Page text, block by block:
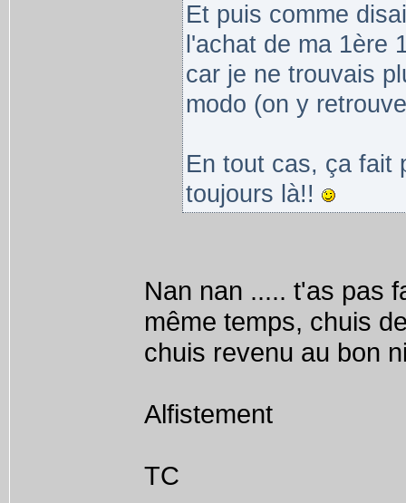
Et puis comme
l'achat de ma 1ère
car je ne trouvais
modo (on y
En tout cas, ça fait
toujours là!!
Nan nan ..... t'as pas
même temps, chuis
chuis revenu au bon
Alfistement
TC